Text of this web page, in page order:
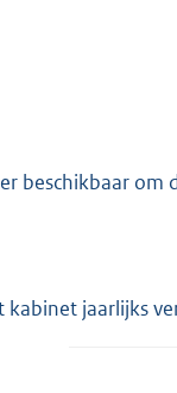
beschikbaar om
jaarlijks